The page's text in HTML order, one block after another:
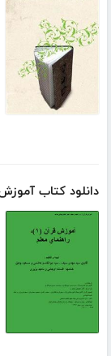
دانلود کتاب